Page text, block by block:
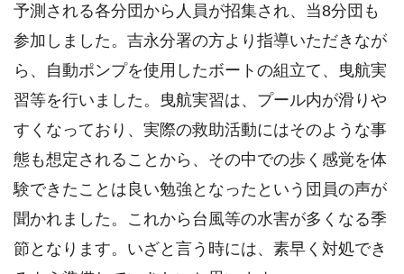
予測される各分団から人員が招集され、当8分団も
参加しました。吉永分署の方より指導いただきなが
ら、自動ポンプを使用したボートの組立て、曳航実
習等を行いました。曳航実習は、プール内が滑りや
すくなっており、実際の救助活動にはそのような事
態も想定されることから、その中での歩く感覚を体
験できたことは良い勉強となったという団員の声が
聞かれました。これから台風等の水害が多くなる季
節となります。いざと言う時には、素早く対処でき